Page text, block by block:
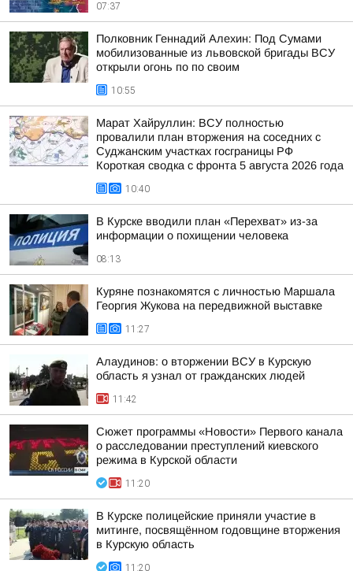
07:37
Полковник Геннадий Алехин: Под Сумами
мобилизованные из львовской бригады ВСУ
открыли огонь по по своим
10:55
Марат Хайруллин: ВСУ полностью
провалили план вторжения на соседних с
Суджанским участках госграницы РФ
Короткая сводка с фронта 5 августа 2026 года
10:40
В Курске вводили план «Перехват» из-за
информации о похищении человека
08:13
Куряне познакомятся с личностью Маршала
Георгия Жукова на передвижной выставке
11:27
Алаудинов: о вторжении ВСУ в Курскую
область я узнал от гражданских людей
11:42
Сюжет программы «Новости» Первого канала
о расследовании преступлений киевского
режима в Курской области
11:20
В Курске полицейские приняли участие в
митинге, посвящённом годовщине вторжения
в Курскую область
11:20